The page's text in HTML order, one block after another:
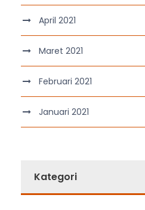
April 2021
Maret 2021
Februari 2021
Januari 2021
Kategori